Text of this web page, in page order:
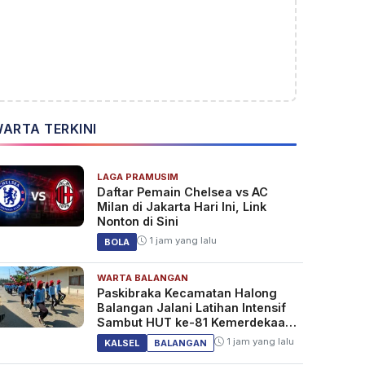
TERKINI
LAGA PRAMUSIM
Daftar Pemain Chelsea vs AC
Milan di Jakarta Hari Ini, Link
Nonton di Sini
BOLA 1 jam yang lalu
WARTA BALANGAN
Paskibraka Kecamatan Halong
Balangan Jalani Latihan Intensif
Sambut HUT ke-81 Kemerdekaan
RIKALSEL BALANGAN 1 jam yang lalu